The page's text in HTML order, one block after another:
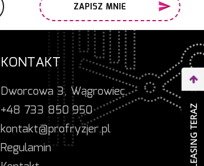
ZAPISZ MNIE
KONTAKT
Dworcowa 3, Wągrowiec
+48 733 850 950
kontakt@profryzjer.pl
Regulamin
WEŹ LEASING TERAZ